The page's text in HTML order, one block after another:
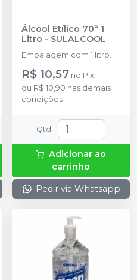
Álcool Etílico 70° 1
Litro - SULALCOOL
Embalagem com 1 litro.
R$ 10,57 no Pix
ou R$ 10,90 nas demais
condições
Qtd :
Adicionar ao
carrinho
Pedir via Whatsapp